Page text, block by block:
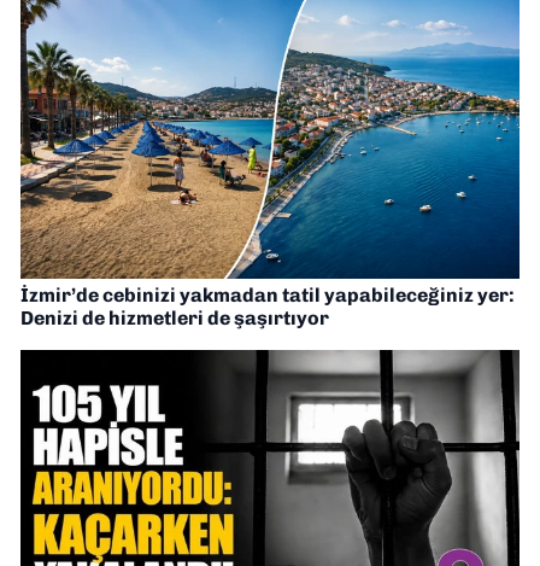
İzmir’de cebinizi yakmadan tatil yapabileceğiniz yer:
Denizi de hizmetleri de şaşırtıyor